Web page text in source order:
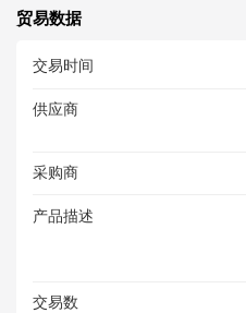
贸易数据
交易时间
供应商
采购商
产品描述
交易数